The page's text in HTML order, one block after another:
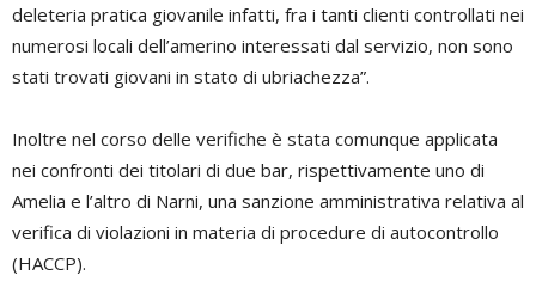
deleteria pratica giovanile infatti, fra i tanti clienti controllati nei
numerosi locali dell’amerino interessati dal servizio, non sono
stati trovati giovani in stato di ubriachezza”.
Inoltre nel corso delle verifiche è stata comunque applicata
nei confronti dei titolari di due bar, rispettivamente uno di
Amelia e l’altro di Narni, una sanzione amministrativa relativa al
verifica di violazioni in materia di procedure di autocontrollo
(HACCP).